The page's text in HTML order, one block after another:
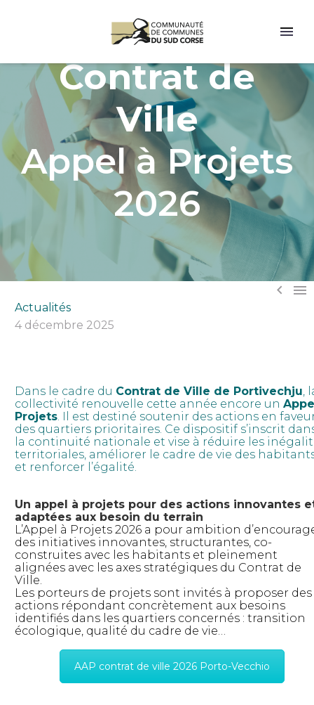
Contrat de
Ville
Appel à Projets
2026
 
Actualités
4 décembre 2025
Dans le cadre du Contrat de Ville de Portivechju ,
collectivité renouvelle cette année encore un
Projets . Il est destiné soutenir des actions en
des quartiers prioritaires. Ce dispositif s’inscrit
la continuité nationale et vise à réduire les
territoriales, améliorer le cadre de vie des
et renforcer l’égalité.
Un appel à projets pour des actions innovantes
adaptées aux besoin du terrain
L’Appel à Projets 2026 a pour ambition
des initiatives innovantes, structurantes, co-
construites avec les habitants et pleinement
alignées avec les axes stratégiques du Contrat de
Ville.
Les porteurs de projets sont invités à proposer des
actions répondant concrètement aux besoins
identifiés dans les quartiers concernés : transition
écologique, qualité du cadre de vie…
AAP contrat de ville 2026 Porto-Vecchio